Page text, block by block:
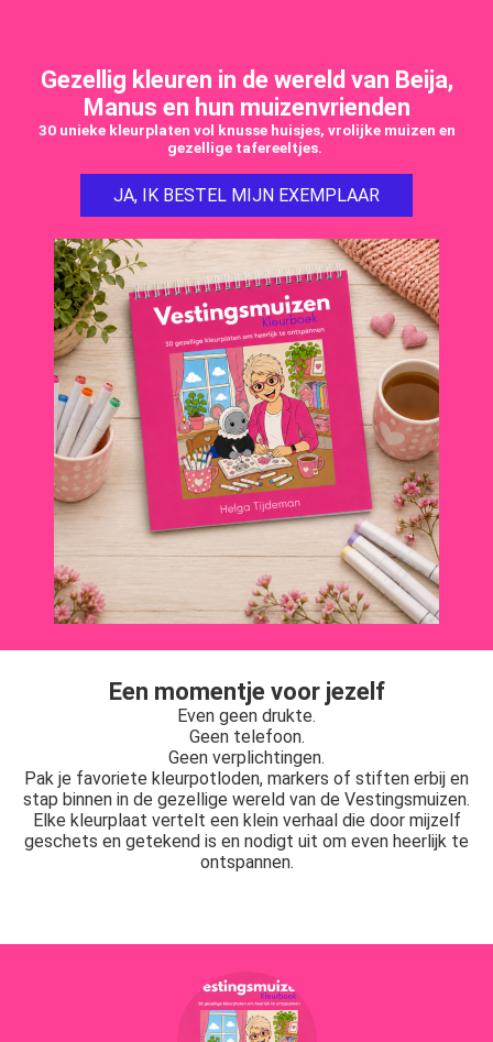
Gezellig kleuren in de wereld van Beija,
Manus en hun muizenvrienden
30 unieke kleurplaten vol knusse huisjes, vrolijke muizen en
gezellige tafereeltjes.
JA, IK BESTEL MIJN EXEMPLAAR
Een momentje voor jezelf
Even geen drukte.
Geen telefoon.
Geen verplichtingen.
Pak je favoriete kleurpotloden, markers of stiften erbij en
stap binnen in de gezellige wereld van de Vestingsmuizen.
Elke kleurplaat vertelt een klein verhaal die door mijzelf
geschets en getekend is en nodigt uit om even heerlijk te
ontspannen.